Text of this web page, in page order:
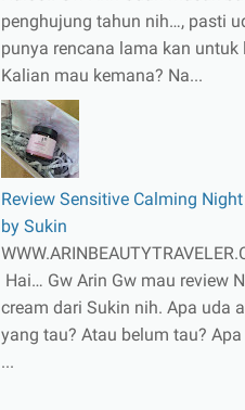
penghujung tahun nih…, pasti
punya rencana lama kan untuk
Kalian mau kemana? Na...
Review Sensitive Calming
by Sukin
Hai… Gw Arin Gw mau review
cream dari Sukin nih. Apa uda
yang tau? Atau belum tau?
...